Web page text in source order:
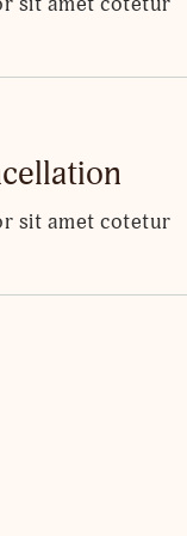
sit amet cotetur